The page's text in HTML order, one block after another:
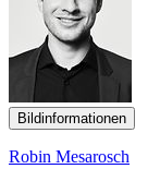
Bildinformationen
Robin Mesarosch